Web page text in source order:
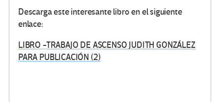
Descarga este interesante libro en el siguiente
enlace:
LIBRO -TRABAJO DE ASCENSO JUDITH GONZÁLEZ
PARA PUBLICACIÓN (2)